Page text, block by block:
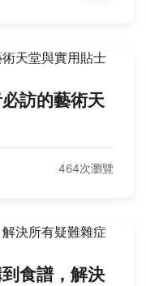
訪的藝術天
464次瀏覽
食譜，解決